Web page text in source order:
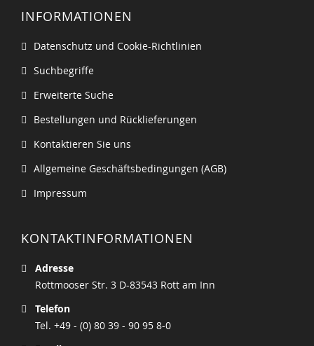
INFORMATIONEN
Datenschutz und Cookie-Richtlinien
Suchbegriffe
Erweiterte Suche
Bestellungen und Rücklieferungen
Kontaktieren Sie uns
Allgemeine Geschäftsbedingungen (AGB)
Impressum
KONTAKTINFORMATIONEN
Adresse
Rottmooser Str. 3 D-83543 Rott am Inn
Telefon
Tel. +49 - (0) 80 39 - 90 95 8-0